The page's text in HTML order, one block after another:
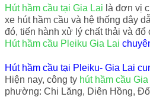
Hút hầm cầu tại Gia Lai là đơn vị
xe hút hầm cầu và hệ thống dây
đó, tiến hành xử lý chất thải và
Hút hầm cầu Pleiku Gia Lai
Hút hầm cầu tại Pleiku- Gia Lai
Hiện nay, công ty hút hầm cầu Gia
phường: Chi Lăng, Diên Hồng,